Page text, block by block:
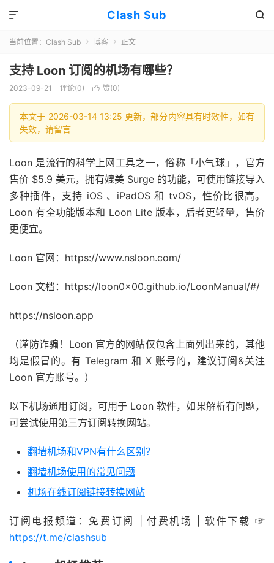
Clash Sub 

当前位置： Clash Sub  博客  正文
支持 Loon 订阅的机场有哪些？
2023-09-21 评论(0)  赞(0)
本文于 2026-03-14 13:25 更新，部分内容具有时效性，如有
失效，请留言
Loon 是流行的科学上网工具之一，俗称「小气球」，官方
售价 $5.9 美元，拥有媲美 Surge 的功能，可使用链接导入
多种插件，支持 iOS 、iPadOS 和 tvOS，性价比很高。
Loon 有全功能版本和 Loon Lite 版本，后者更轻量，售价
更便宜。
Loon 官网：https://www.nsloon.com/
Loon 文档：https://loon0x00.github.io/LoonManual/#/
https://nsloon.app
（谨防诈骗！Loon 官方的网站仅包含上面列出来的，其他
均是假冒的。有 Telegram 和 X 账号的，建议订阅&关注
Loon 官方账号。）
以下机场通用订阅，可用于 Loon 软件，如果解析有问题，
可尝试使用第三方订阅转换网站。
翻墙机场和VPN有什么区别？
翻墙机场使用的常见问题
机场在线订阅链接转换网站
订阅电报频道：免费订阅 | 付费机场 | 软件下载 ☞
https://t.me/clashsub